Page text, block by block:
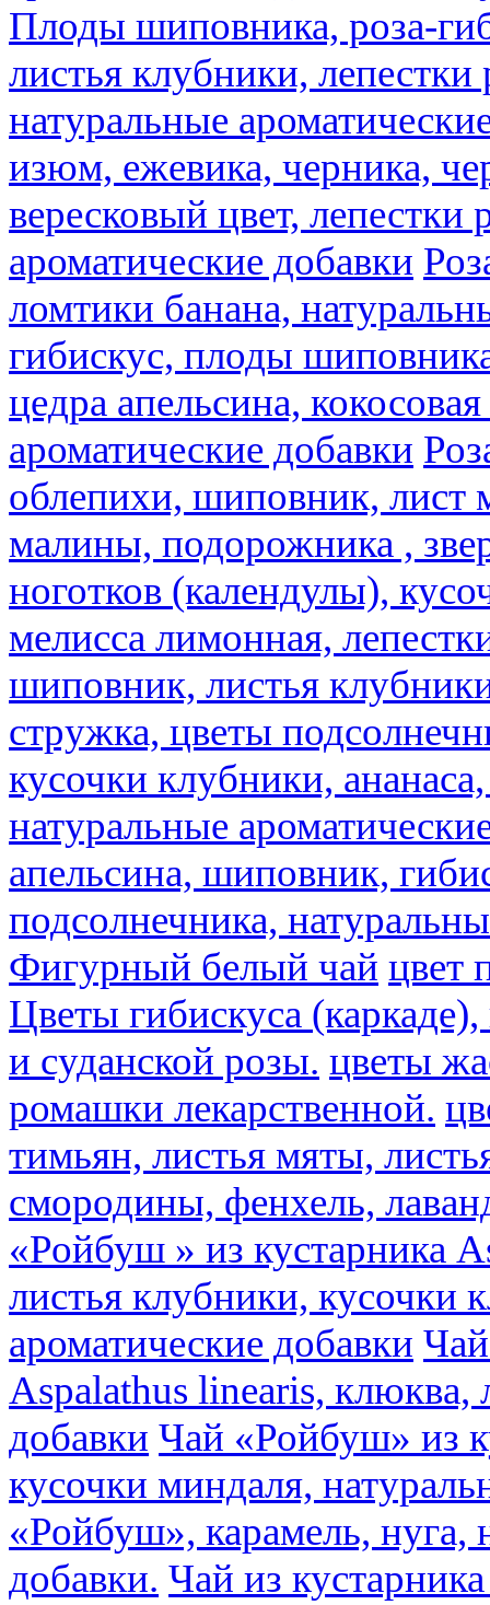
Плоды шиповника, роза-
листья клубники,
натуральные
изюм, ежевика, черника,
вересковый цвет, лепестки
ароматические добавки
ломтики банана,
гибискус, плоды
цедра апельсина,
ароматические добавки
облепихи, шиповник, лист
малины, подорожника ,
ноготков (календулы),
мелисса лимонная,
шиповник, листья
стружка, цветы
кусочки клубники,
натуральные
апельсина, шиповник,
подсолнечника,
Фигурный белый чай цвет
Цветы гибискуса
и суданской розы. цветы
ромашки лекарственной.
тимьян, листья мяты,
смородины, фенхель,
«Ройбуш » из кустарника
листья клубники, кусочки
ароматические добавки
Aspalathus linearis, клюква,
добавки Чай «Ройбуш» из
кусочки миндаля,
«Ройбуш», карамель, нуга,
добавки. Чай из